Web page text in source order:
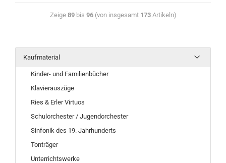
Zeige 89bis 96(von insgesamt 173Artikeln)
Kaufmaterial
Kinder- und Familienbücher
Klavierauszüge
Ries & Erler Virtuos
Schulorchester / Jugendorchester
Sinfonik des 19. Jahrhunderts
Tonträger
Unterrichtswerke